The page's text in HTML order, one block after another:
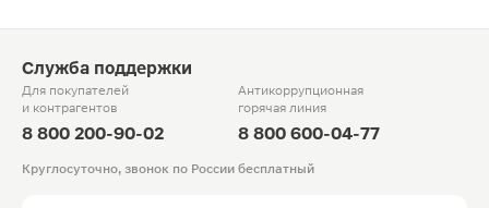
Служба поддержки
Для покупателей
и контрагентов
8 800 200-90-02
Антикоррупционная
горячая линия
8 800 600-04-77
Круглосуточно, звонок по России бесплатный